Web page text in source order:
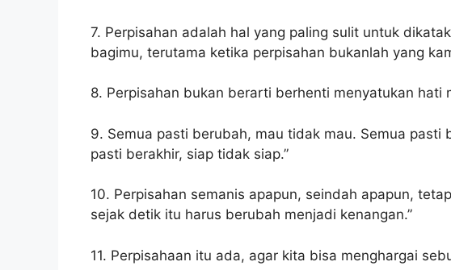
7. Perpisahan adalah hal yang paling sulit untuk
bagimu, terutama ketika perpisahan bukanlah yang
8. Perpisahan bukan berarti berhenti menyatukan hati
9. Semua pasti berubah, mau tidak mau. Semua pasti
pasti berakhir, siap tidak siap.”
10. Perpisahan semanis apapun, seindah apapun,
sejak detik itu harus berubah menjadi kenangan.”
11. Perpisahaan itu ada, agar kita bisa menghargai